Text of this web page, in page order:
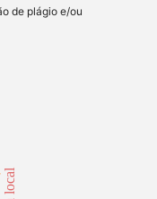
de plágio e/ou